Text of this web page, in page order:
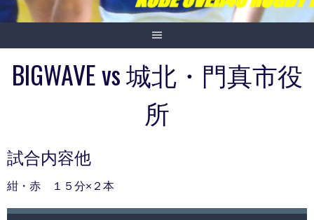
BIGWAVE vs 城北・門真市役
所
試合内容他
紺・赤 １５分×２本